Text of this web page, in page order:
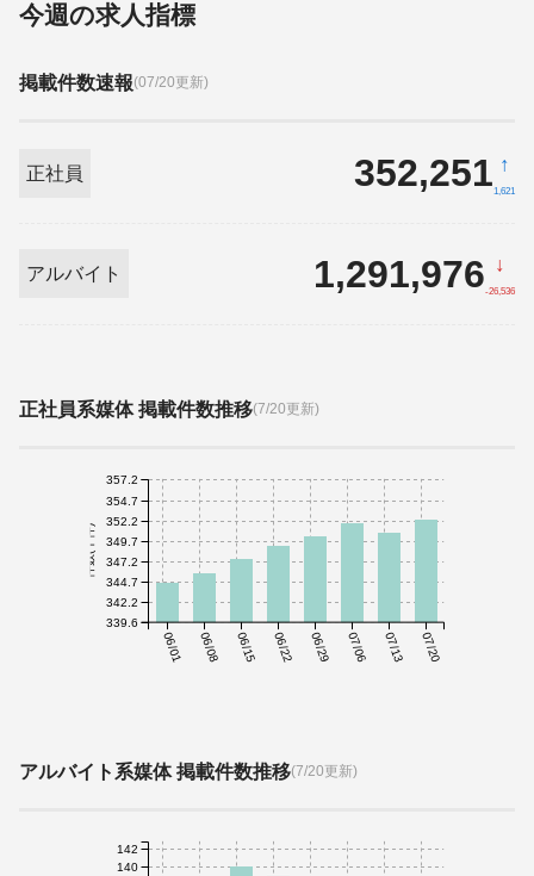
今週の求人指標
掲載件数速報(07/20更新)
正社員 352,251 ↑
1,621
アルバイト 1,291,976 ↓
-26,536
正社員系媒体 掲載件数推移(7/20更新)
06/01 06/08 06/15 06/22 06/29 07/06 07/13 07/20
件数(千件)
339.6
342.2
344.7
347.2
349.7
352.2
354.7
357.2
アルバイト系媒体 掲載件数推移(7/20更新)
140
142